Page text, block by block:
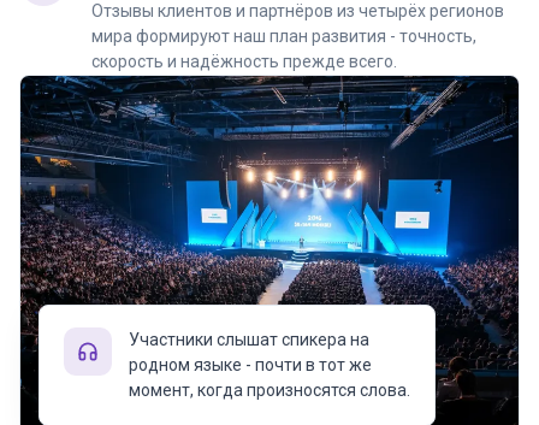
Отзывы клиентов и партнёров из четырёх регионов
мира формируют наш план развития - точность,
скорость и надёжность прежде всего.
Участники слышат спикера на
родном языке - почти в тот же
момент, когда произносятся слова.